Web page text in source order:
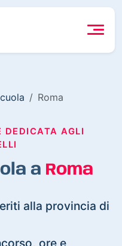
Roma
DEDICATA AGLI
a Roma
alla provincia di
ore e